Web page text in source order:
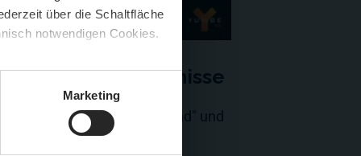
über die Schaltfläche
notwendigen Cookies.
Marketing
VR-Erlebnisse
"Walking in Wunderland" und
Miniathlon"